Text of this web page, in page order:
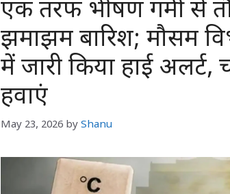
एक तरफ भीषण गर्मी से
झमाझम बारिश; मौसम
में जारी किया हाई
हवाएं
May 23, 2026 by Shanu